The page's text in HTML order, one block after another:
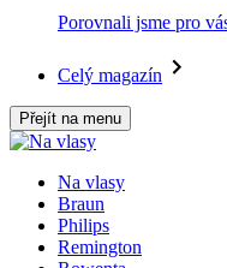
Porovnali jsme pro
Celý magazín
Přejít na menu
Na vlasy
Braun
Philips
Remington